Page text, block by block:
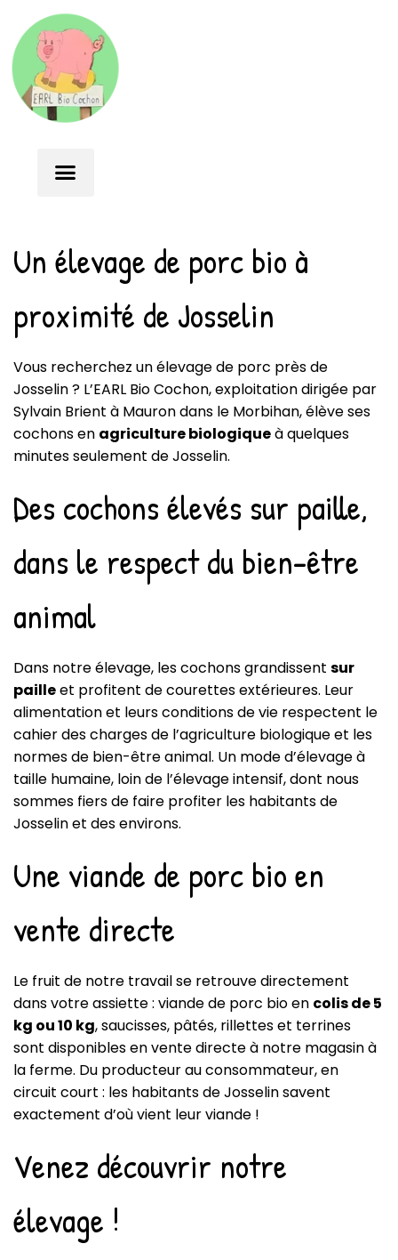
Un élevage de porc bio à
proximité de Josselin
Vous recherchez un élevage de porc près de
Josselin ? L’EARL Bio Cochon, exploitation dirigée par
Sylvain Brient à Mauron dans le Morbihan, élève ses
cochons en agriculture biologiqueà quelques
minutes seulement de Josselin.
Des cochons élevés sur paille,
dans le respect du bien-être
animal
Dans notre élevage, les cochons grandissent sur
pailleet profitent de courettes extérieures. Leur
alimentation et leurs conditions de vie respectent le
cahier des charges de l’agriculture biologique et les
normes de bien-être animal. Un mode d’élevage à
taille humaine, loin de l’élevage intensif, dont nous
sommes fiers de faire profiter les habitants de
Josselin et des environs.
Une viande de porc bio en
vente directe
Le fruit de notre travail se retrouve directement
dans votre assiette : viande de porc bio en colis de 5
kg ou 10 kg, saucisses, pâtés, rillettes et terrines
sont disponibles envente directe à notre magasin à
la ferme. Du producteur au consommateur, en
circuit court : les habitants de Josselin savent
exactement d’où vient leur viande !
Venez découvrir notre
élevage !